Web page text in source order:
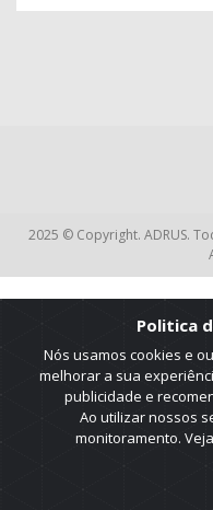
2025 © Copyright. ADRUS.
Politica
Nós usamos cookies e
melhorar a sua
publicidade e
Ao utilizar nossos
monitoramento.